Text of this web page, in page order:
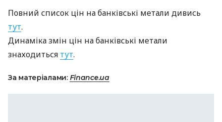
Повний список цін на банківські метали дивись
тут.
Динаміка змін цін на банківські метали
знаходиться тут.
За матеріалами: Finance.ua